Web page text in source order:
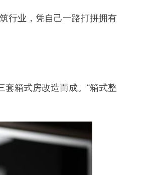
行业，凭自己一路打拼拥有
箱式房改造而成。“箱式整